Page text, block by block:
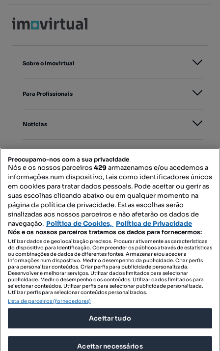
Sobre o Imovirtual
Para Profissionais
Notícias
Mapa do Site
Contacte-nos
SIGA-NOS:
DESCARREGAR NA:
© 2026 Imovirtual.com, OLX Portugal, S.A.
Preocupamo-nos com a sua privacidade
Nós e os nossos parceiros429armazenamos e/ou acedemos a
informações num dispositivo, tais como identificadores únicos
em cookies para tratar dados pessoais. Pode aceitar ou gerir as
suas escolhas clicando abaixo ou em qualquer momento na
página da política de privacidade. Estas escolhas serão
sinalizadas aos nossos parceiros e não afetarão os dados de
navegação. Política de Cookies, Política de Privacidade
Nós e os nossos parceiros tratamos os dados para fornecermos:
Utilizar dados de geolocalização precisos. Procurar ativamente as características
do dispositivo para identificação. Compreender os públicos através de estatísticas
ou combinações de dados de diferentes fontes. Armazenar e/ou aceder a
informações num dispositivo. Medir o desempenho da publicidade. Criar perfis
para personalizar conteúdos. Criar perfis para publicidade personalizada.
Desenvolver e melhorar serviços. Utilizar dados limitados para selecionar
publicidade. Medir o desempenho dos conteúdos. Utilizar dados limitados para
selecionar conteúdos. Utilizar perfis para selecionar publicidade personalizada.
Utilizar perfis para selecionar conteúdos personalizados.
Lista de parceiros (fornecedores)
Aceitar tudo
Aceitar necessários